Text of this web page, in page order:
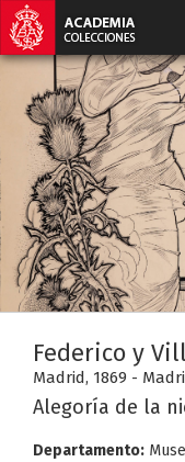
Federico y
Madrid, 1869 -
Alegoría de la
Departamento: